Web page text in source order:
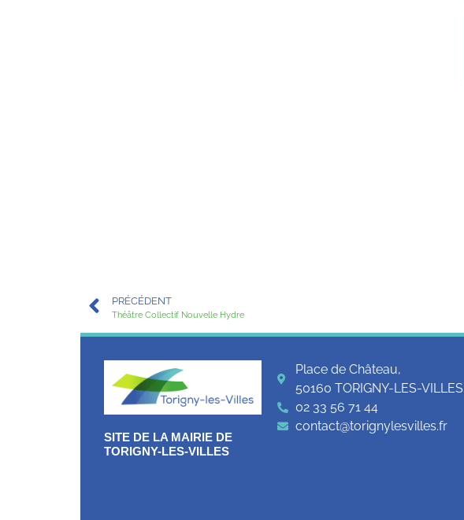
PRÉCÉDENT
Théâtre Collectif Nouvelle Hydre
SITE DE LA MAIRIE DE
TORIGNY-LES-VILLES
Place de Château,
50160 TORIGNY-LES-VILLES
02 33 56 71 44
contact@torignylesvilles.fr